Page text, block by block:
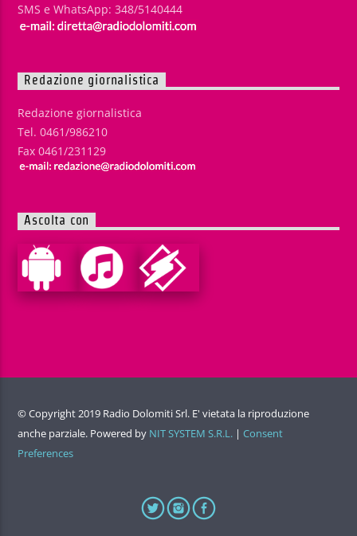
SMS e WhatsApp: 348/5140444
Redazione giornalistica
Redazione giornalistica
Tel. 0461/986210
Fax 0461/231129
Ascolta con
© Copyright 2019 Radio Dolomiti Srl. E' vietata la riproduzione
anche parziale. Powered by NIT SYSTEM S.R.L. | Consent
Preferences